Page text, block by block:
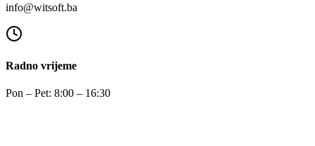
info@witsoft.ba
Radno vrijeme
Pon – Pet: 8:00 – 16:30